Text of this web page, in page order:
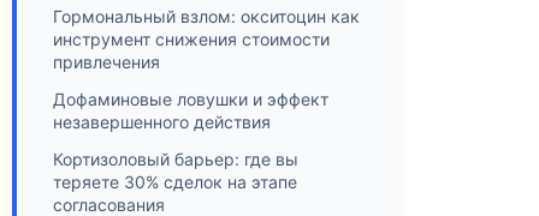
Гормональный взлом: окситоцин как
инструмент снижения стоимости
привлечения
Дофаминовые ловушки и эффект
незавершенного действия
Кортизоловый барьер: где вы
теряете 30% сделок на этапе
согласования